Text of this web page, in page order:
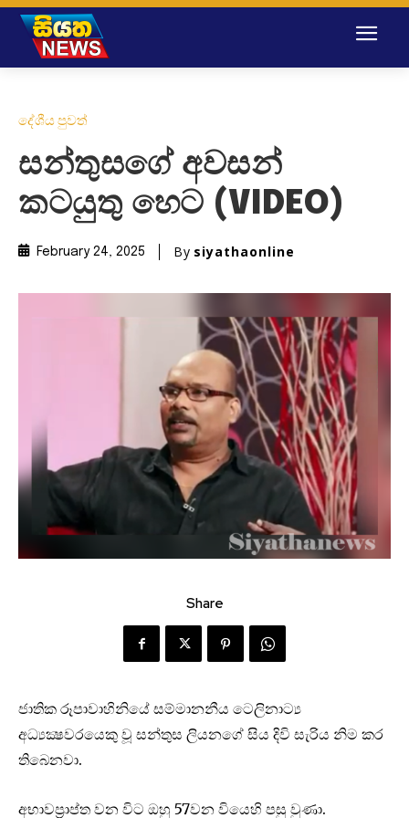
දේශීය පුවත්
සන්තුසගේ අවසන්
කටයුතු හෙට (VIDEO)
February 24, 2025 By siyathaonline
Share
ජාතික රූපාවාහිනියේ සම්මානනීය ටෙලිනාට්‍ය
අධ්‍යක්‍ෂවරයෙකු වූ සන්තුස ලියනගේ සිය දිවි සැරිය නිම කර
තිබෙනවා.
අභාවප්‍රාප්ත වන විට ඔහු 57වන වියෙහි පසු වුණා.